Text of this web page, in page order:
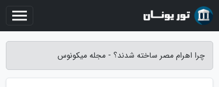
چرا اهرام مصر ساخته شدند؟ - مجله میکونوس